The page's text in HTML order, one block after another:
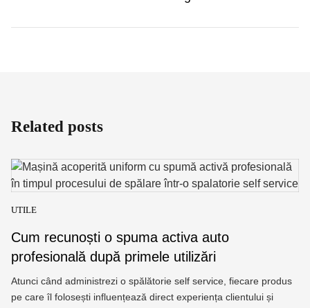
Related posts
UTILE
Cum recunoști o spuma activa auto
profesională după primele utilizări
Atunci când administrezi o spălătorie self service, fiecare produs
pe care îl folosești influențează direct experiența clientului și